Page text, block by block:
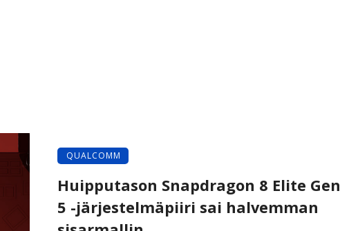
QUALCOMM
Huipputason Snapdragon 8 Elite Gen
5 -järjestelmäpiiri sai halvemman